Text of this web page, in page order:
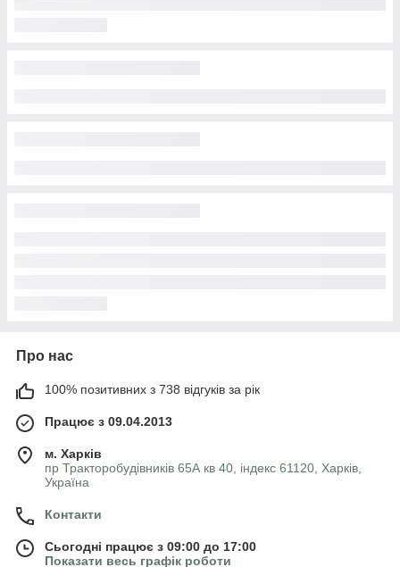
Про нас
100% позитивних з 738 відгуків за рік
Працює з 09.04.2013
м. Харків
пр Тракторобудівників 65А кв 40, індекс 61120, Харків,
Україна
Контакти
Сьогодні працює з 09:00 до 17:00
Показати весь графік роботи